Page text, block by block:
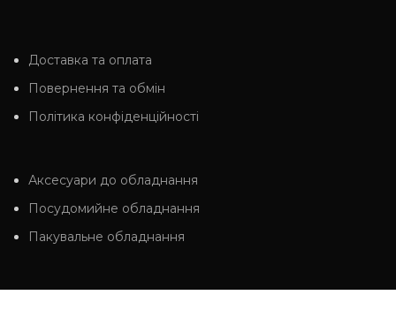
Доставка та оплата
Повернення та обмін
Політика конфіденційності
Аксесуари до обладнання
Посудомийне обладнання
Пакувальне обладнання